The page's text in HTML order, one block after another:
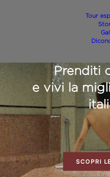
Tour
Offerte
per il tuo
Prenditi
e vivi la
SCOPRI